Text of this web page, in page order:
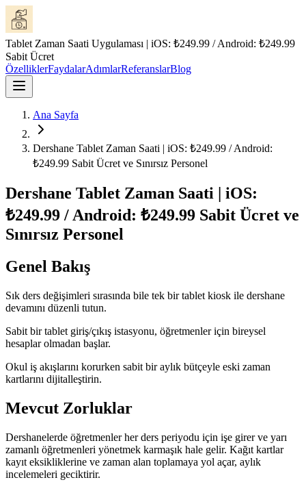
Tablet Zaman Saati Uygulaması | iOS: ₺249.99 / Android: ₺249.99
Sabit Ücret
ÖzelliklerFaydalarAdımlarReferanslarBlog
Ana Sayfa
Dershane Tablet Zaman Saati | iOS: ₺249.99 / Android:
₺249.99 Sabit Ücret ve Sınırsız Personel
Dershane Tablet Zaman Saati | iOS:
₺249.99 / Android: ₺249.99 Sabit Ücret ve
Sınırsız Personel
Genel Bakış
Sık ders değişimleri sırasında bile tek bir tablet kiosk ile dershane
devamını düzenli tutun.
Sabit bir tablet giriş/çıkış istasyonu, öğretmenler için bireysel
hesaplar olmadan başlar.
Okul iş akışlarını korurken sabit bir aylık bütçeyle eski zaman
kartlarını dijitalleştirin.
Mevcut Zorluklar
Dershanelerde öğretmenler her ders periyodu için işe girer ve yarı
zamanlı öğretmenleri yönetmek karmaşık hale gelir. Kağıt kartlar
kayıt eksikliklerine ve zaman alan toplamaya yol açar, aylık
incelemeleri geciktirir.